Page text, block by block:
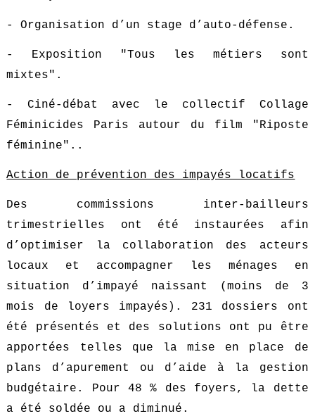
- Organisation d’un stage d’auto-défense.
- Exposition "Tous les métiers sont
mixtes".
- Ciné-débat avec le collectif Collage
Féminicides Paris autour du film "Riposte
féminine"..
Action de prévention des impayés locatifs
Des commissions inter-bailleurs
trimestrielles ont été instaurées afin
d’optimiser la collaboration des acteurs
locaux et accompagner les ménages en
situation d’impayé naissant (moins de 3
mois de loyers impayés). 231 dossiers ont
été présentés et des solutions ont pu être
apportées telles que la mise en place de
plans d’apurement ou d’aide à la gestion
budgétaire. Pour 48 % des foyers, la dette
a été soldée ou a diminué.